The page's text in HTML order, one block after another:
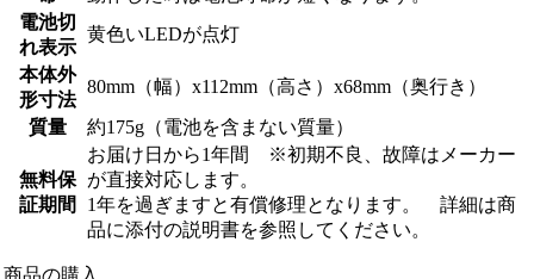
電池切
れ表示
黄色いLEDが点灯
本体外
形寸法
80mm（幅）x112mm（高さ）x68mm（奥行き）
質量
約175g（電池を含まない質量）
無料保
証期間
お届け日から1年間 ※初期不良、故障はメーカー
が直接対応します。
1年を過ぎますと有償修理となります。 詳細は商
品に添付の説明書を参照してください。
商品の購入